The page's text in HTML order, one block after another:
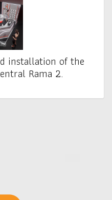
installation of the
Rama 2.